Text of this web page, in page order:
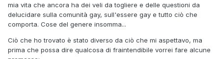
mia vita che ancora ha dei veli da togliere e delle questioni da
delucidare sulla comunità gay, sull'essere gay e tutto ciò che
comporta. Cose del genere insomma...
Ciò che ho trovato è stato diverso da ciò che mi aspettavo, ma
prima che possa dire qualcosa di fraintendibile vorrei fare alcune